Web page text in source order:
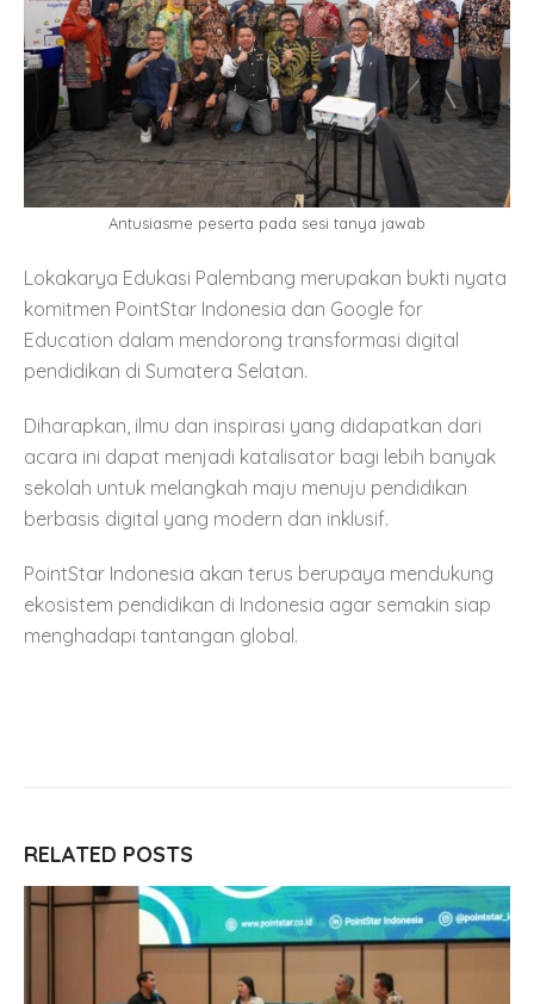
Antusiasme peserta pada sesi tanya jawab
Lokakarya Edukasi Palembang merupakan bukti nyata
komitmen PointStar Indonesia dan Google for
Education dalam mendorong transformasi digital
pendidikan di Sumatera Selatan.
Diharapkan, ilmu dan inspirasi yang didapatkan dari
acara ini dapat menjadi katalisator bagi lebih banyak
sekolah untuk melangkah maju menuju pendidikan
berbasis digital yang modern dan inklusif.
PointStar Indonesia akan terus berupaya mendukung
ekosistem pendidikan di Indonesia agar semakin siap
menghadapi tantangan global.
RELATED POSTS